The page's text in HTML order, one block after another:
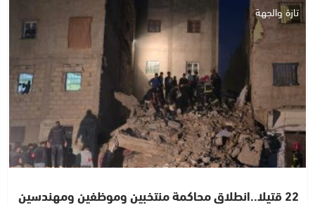
تازة والجهة
22 قتيلا..انطلاق محاكمة منتخبين وموظفين ومهندسين